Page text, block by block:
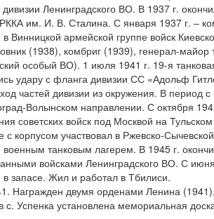
Ленинградского ВО. В 1937 г.
им. И. В. Сталина. С января 1937 г. –
Винницкой армейской группе войск
(1938), комбриг (1939), генерал-майор
особый ВО). 1 июля 1941 г. 19-я
удару с фланга дивизии СС «Адольф
частей дивизии из окружения. В период
Волынском направлении. С октября
советских войск под Москвой на
корпусом участвовал в Ржевско-
танковым лагерем. В 1945 г.
войсками Ленинградского ВО. С
запасе. Жил и работал в Тбилиси.
Награжден двумя орденами Ленина
Успенка установлена мемориальная